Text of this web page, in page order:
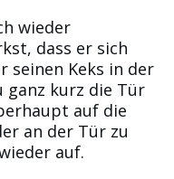
wieder
dass er sich
seinen Keks in der
ganz kurz die Tür
auf die
an der Tür zu
auf.